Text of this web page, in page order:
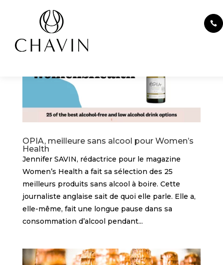
OPIA, meilleure sans alcool pour Women’s
Health
Jennifer SAVIN, rédactrice pour le magazine
Women’s Health a fait sa sélection des 25
meilleurs produits sans alcool à boire. Cette
journaliste anglaise sait de quoi elle parle. Elle a,
elle-même, fait une longue pause dans sa
consommation d’alcool pendant...